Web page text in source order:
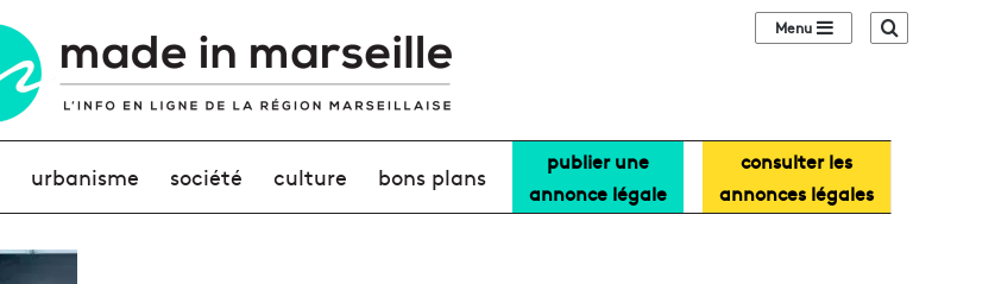
Sidebar (barre
urbanisme société culture bons plans
publier une
annonce légale
consulter les
annonces légales